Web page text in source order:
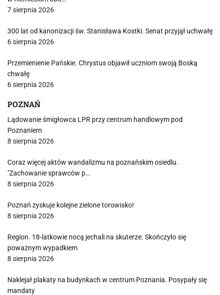
7 sierpnia 2026
300 lat od kanonizacji św. Stanisława Kostki. Senat przyjął uchwałę
6 sierpnia 2026
Przemienienie Pańskie. Chrystus objawił uczniom swoją Boską
chwałę
6 sierpnia 2026
POZNAŃ
Lądowanie śmigłowca LPR przy centrum handlowym pod
Poznaniem
8 sierpnia 2026
Coraz więcej aktów wandalizmu na poznańskim osiedlu.
"Zachowanie sprawców p…
8 sierpnia 2026
Poznań zyskuje kolejne zielone torowisko!
8 sierpnia 2026
Region. 18-latkowie nocą jechali na skuterze. Skończyło się
poważnym wypadkiem
8 sierpnia 2026
Naklejał plakaty na budynkach w centrum Poznania. Posypały się
mandaty